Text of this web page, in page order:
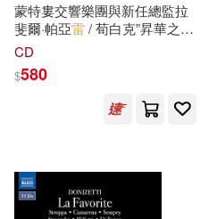
鞋包配件(2) 電子
有聲書(2)
七海かずさ(6)
上海淘米網絡科技有限
（美）查爾斯·雷德(3)
出版社 (可複選)
蒙特婁交響樂團與新任總監拉
斐爾·帕亞雷/ 荀白克”昇華之
夜”與”佩利亞斯與梅麗桑德”
Verklarte Nacht & Pelleas und
CD
$580